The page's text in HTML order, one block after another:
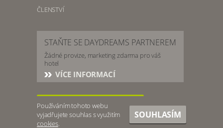
MAPA FILTRY
ČLENSTVÍ
STAŇTE SE DAYDREAMS PARTNEREM
Žádné provize, marketing zdarma pro váš
hotel
VÍCE INFORMACÍ
PŘIHLÁŠENÍ PRO HOTELY
Používáním tohoto webu
vyjadřujete souhlas s využitím
cookies.
SOUHLASÍM